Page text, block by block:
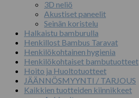
3D neliö
Akustiset paneelit
Seinän koristelu
Halkaistu bamburulla
Henkillost Bambus Taravat
Henkilökohtainen hygienia
Henkilökohtaiset bambutuotteet
Hoito ja Huoltotuotteet
JÄÄNNÖSMYYNTI / TARJOUS
Kaikkien tuotteiden kiinnikkeet